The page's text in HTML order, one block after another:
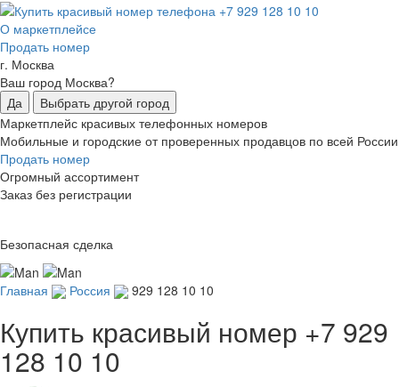
О маркетплейсе
Продать номер
г. Москва
Ваш город Москва?
Да
Выбрать другой город
Маркетплейс красивых телефонных номеров
Мобильные и городские от проверенных продавцов по всей России
Продать номер
Огромный ассортимент
Заказ без регистрации
Безопасная сделка
Главная Россия 929 128 10 10
Купить красивый номер +7 929
128 10 10